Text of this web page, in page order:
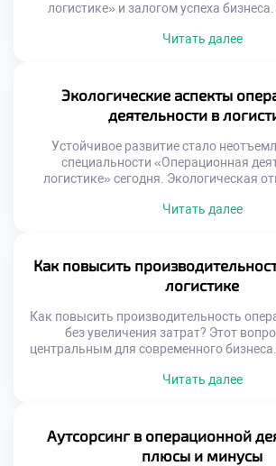
логистике» и залогом успеха
поставок. Высокие стандарты
ожиданиям клиента и стандартам.
отсутствие брака, а предсказуемость
работы. Системный […]
Читать далее
Экологические аспекты
деятельности в
Устойчивое развитие стало
специальности «Операционная
логистике» сегодня. Экологическая
цепями поставок. Зеленая логистика
влияют на состояние окружающей
обязан учитывать экологические
планировании работы. Регуляторное
общества меняют правила игры.
Читать далее
Как повысить
логистике
Как повысить производительность
без увеличения затрат? Этот
центральным для современного
компании на рынке. Рост объемов не
Выпускники должны уметь находить
эффективности. Именно этот
профессионала от простого
Читать далее
Аутсорсинг в операционной
плюсы и минусы